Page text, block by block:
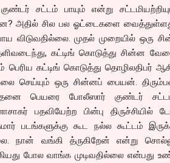
சட்டம் பாயும் என்று
சில பல ஓட்டைகளை
விடுவதில்லை. முதல் முறையில் ஒரு
கட்டிங் கொடுத்து சின்ன
பெரிய கட்டிங் கொடுத்து தொழிலதிபர்
ஒரு சின்னப் பையன். திரும்பவும்
பெயரை போலீஸார் குண்டர்
பதவியேற்ற பின்பு திருச்சியில்
படங்களுக்கு கூட நல்ல கூட்டம்
நான் வங்கி த்ருகிறேன் என்று
போல வாங்க முடிவதில்லை என்பது